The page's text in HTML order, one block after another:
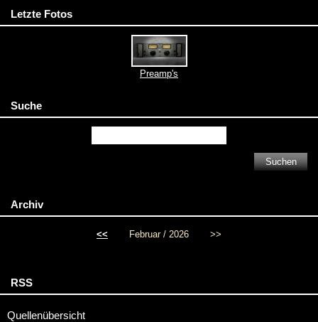
Letzte Fotos
Preamp's
Suche
Archiv
<< Februar / 2026 >>
RSS
Quellenübersicht